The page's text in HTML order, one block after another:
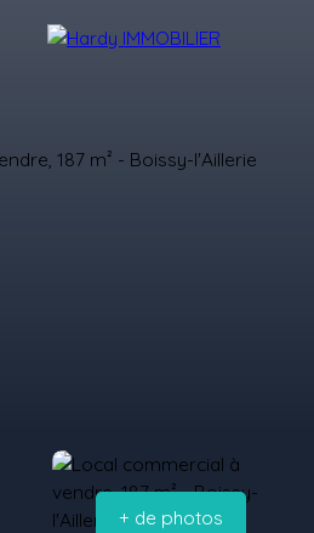
+ de photos